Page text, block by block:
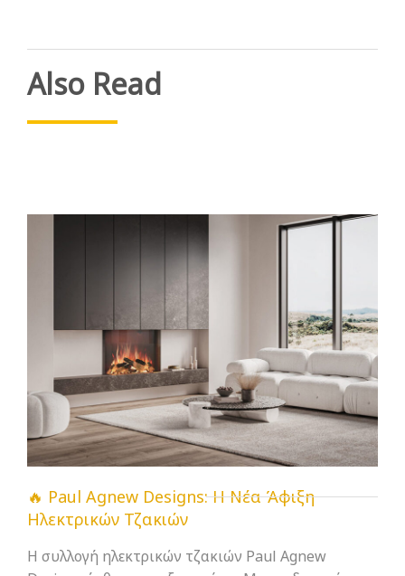
Also Read
🔥 Paul Agnew Designs: Η Νέα Άφιξη
Ηλεκτρικών Τζακιών
Η συλλογή ηλεκτρικών τζακιών Paul Agnew